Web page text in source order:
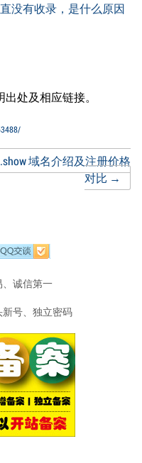
没有收录，是什么原因
出处及相应链接。
.show 域名介绍及注册价格
对比→
诚信第一
号、独立密码